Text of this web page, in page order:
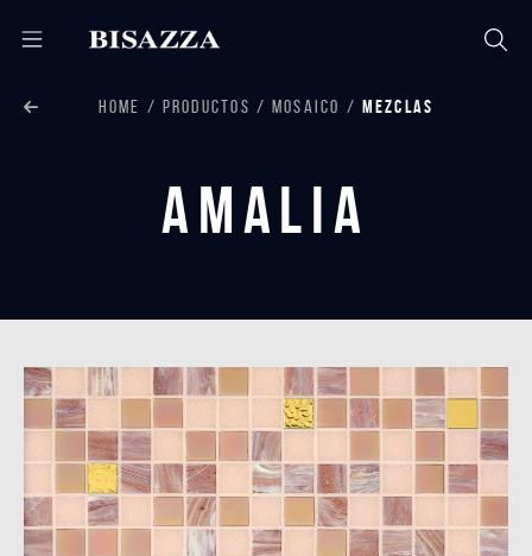
HOME PRODUCTOS MOSAICO MEZCLAS
Amalia